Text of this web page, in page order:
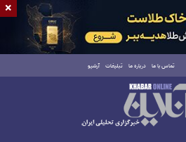
تماس با ما درباره ما تبلیغات آرشیو
×